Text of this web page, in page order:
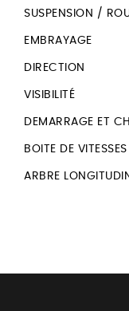
SUSPENSION /
EMBRAYAGE
DIRECTION
VISIBILITÉ
DEMARRAGE ET
BOITE DE VITESSES
ARBRE